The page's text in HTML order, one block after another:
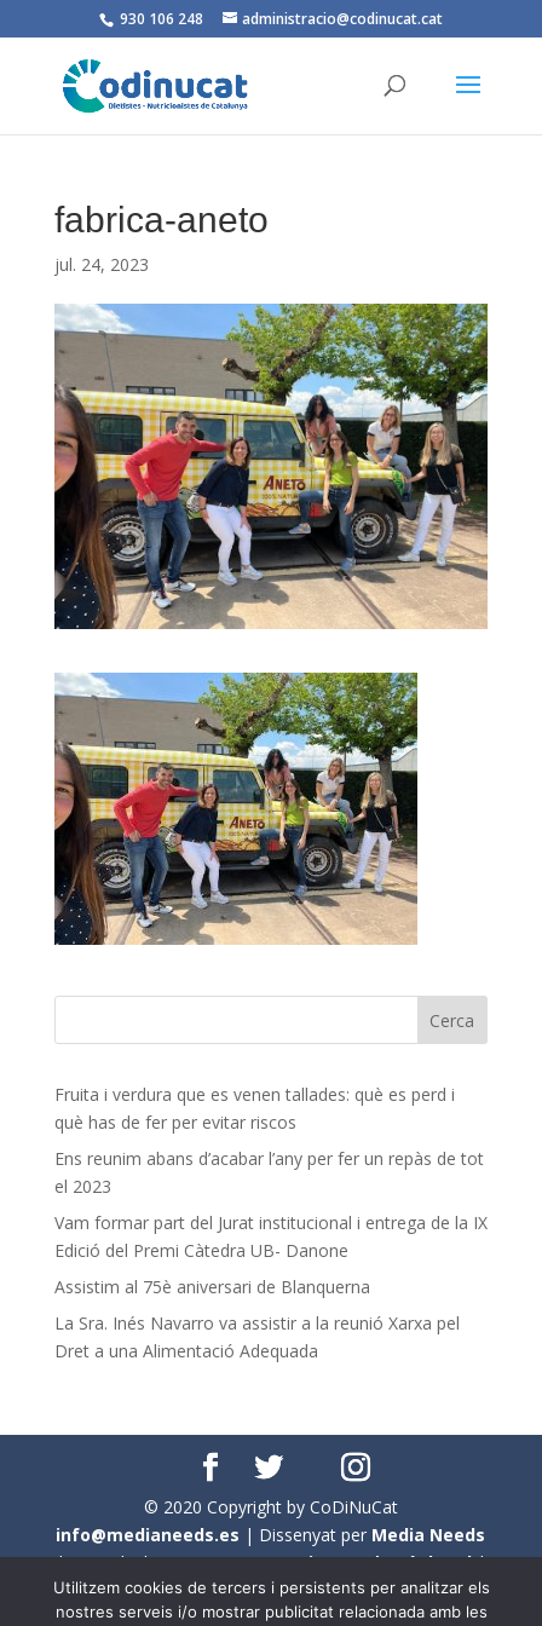
930 106 248 administracio@codinucat.cat
fabrica-aneto
jul. 24, 2023
Fruita i verdura que es venen tallades: què es perd i
què has de fer per evitar riscos
Ens reunim abans d’acabar l’any per fer un repàs de tot
el 2023
Vam formar part del Jurat institucional i entrega de la IX
Edició del Premi Càtedra UB- Danone
Assistim al 75è aniversari de Blanquerna
La Sra. Inés Navarro va assistir a la reunió Xarxa pel
Dret a una Alimentació Adequada
© 2020 Copyright by CoDiNuCat
info@medianeeds.es | Dissenyat per Media Needs
| Tots els drets reservats aCoDiNuCat |Avís legal|
Avís per cookies
Utilitzem cookies de tercers i persistents per analitzar els
nostres serveis i/o mostrar publicitat relacionada amb les